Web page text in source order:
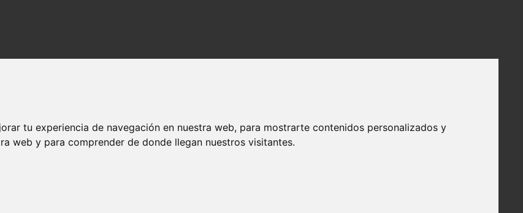
tu experiencia de navegación en nuestra web, para mostrarte contenidos personalizados y
web y para comprender de donde llegan nuestros visitantes.